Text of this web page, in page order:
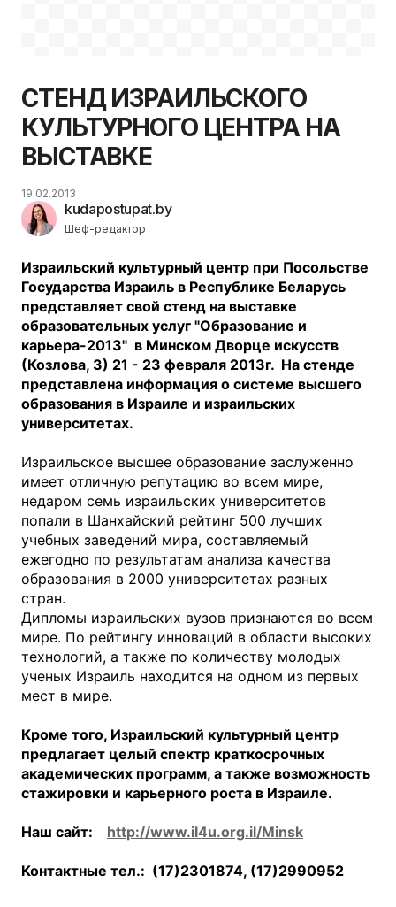
СТЕНД ИЗРАИЛЬСКОГО
КУЛЬТУРНОГО ЦЕНТРА НА
ВЫСТАВКЕ
kudapostupat.by
Шеф-редактор
19.02.2013
Израильский культурный центр при Посольстве
Государства Израиль в Республике Беларусь
представляет свой стенд на выставке
образовательных услуг "Образование и
карьера-2013" в Минском Дворце искусств
(Козлова, 3) 21 - 23 февраля 2013г. На стенде
представлена информация о системе высшего
образования в Израиле и израильских
университетах.
Израильское высшее образование заслуженно
имеет отличную репутацию во всем мире,
недаром семь израильских университетов
попали в Шанхайский рейтинг 500 лучших
учебных заведений мира, составляемый
ежегодно по результатам анализа качества
образования в 2000 университетах разных
стран.
Дипломы израильских вузов признаются во всем
мире. По рейтингу инноваций в области высоких
технологий, а также по количеству молодых
ученых Израиль находится на одном из первых
мест в мире.
Кроме того, Израильский культурный центр
предлагает целый спектр краткосрочных
академических программ, а также возможность
стажировки и карьерного роста в Израиле.
Наш сайт: http://www.il4u.org.il/Minsk
Контактные тел.: (17)2301874, (17)2990952